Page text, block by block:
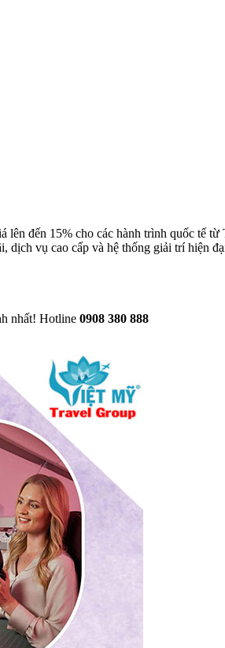
đến 15% cho các hành trình quốc tế
vụ cao cấp và hệ thống giải trí hiện
nhất! Hotline 0908 380 888